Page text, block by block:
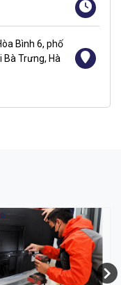
Bình 6, phố
Bà Trưng, Hà